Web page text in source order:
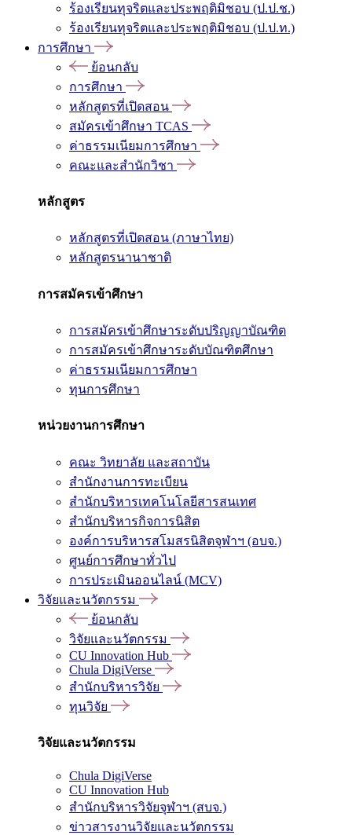
ร้องเรียนทุจริตและประพฤติมิชอบ (ป.ป.ช.)
ร้องเรียนทุจริตและประพฤติมิชอบ (ป.ป.ท.)
การศึกษา
ย้อนกลับ
การศึกษา
หลักสูตรที่เปิดสอน
สมัครเข้าศึกษา TCAS
ค่าธรรมเนียมการศึกษา
คณะและสำนักวิชา
หลักสูตร
หลักสูตรที่เปิดสอน (ภาษาไทย)
หลักสูตรนานาชาติ
การสมัครเข้าศึกษา
การสมัครเข้าศึกษาระดับปริญญาบัณฑิต
การสมัครเข้าศึกษาระดับบัณฑิตศึกษา
ค่าธรรมเนียมการศึกษา
ทุนการศึกษา
หน่วยงานการศึกษา
คณะ วิทยาลัย และสถาบัน
สำนักงานการทะเบียน
สำนักบริหารเทคโนโลยีสารสนเทศ
สำนักบริหารกิจการนิสิต
องค์การบริหารสโมสรนิสิตจุฬาฯ (อบจ.)
ศูนย์การศึกษาทั่วไป
การประเมินออนไลน์ (MCV)
วิจัยและนวัตกรรม
ย้อนกลับ
วิจัยและนวัตกรรม
CU Innovation Hub
Chula DigiVerse
สำนักบริหารวิจัย
ทุนวิจัย
วิจัยและนวัตกรรม
Chula DigiVerse
CU Innovation Hub
สำนักบริหารวิจัยจุฬาฯ (สบจ.)
ข่าวสารงานวิจัยและนวัตกรรม